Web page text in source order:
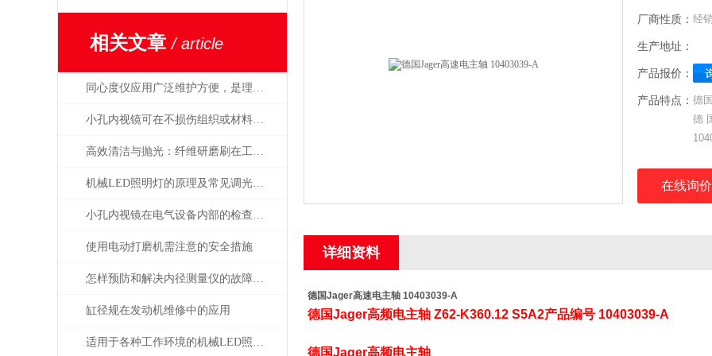
相关文章/ article
同心度仪应用广泛维护方便，是理想中的专用测量工具
小孔内视镜可在不损伤组织或材料的情况下进行观察
高效清洁与抛光：纤维研磨刷在工业中的重要作用
机械LED照明灯的原理及常见调光方式介绍
小孔内视镜在电气设备内部的检查应用有哪些？
使用电动打磨机需注意的安全措施
怎样预防和解决内径测量仪的故障问题？
缸径规在发动机维修中的应用
适用于各种工作环境的机械LED照明灯设计
厂商性质： 经
生产地址：
产品报价：
产品特点： 德
德
型
在线询价
详细资料
德国Jager高速电主轴 10403039-A
德国Jager高频电主轴 Z62-K360.12 S5A2产品编号 10403039-A
德国Jager高频电主轴